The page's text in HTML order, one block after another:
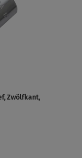
Zwölfkant,